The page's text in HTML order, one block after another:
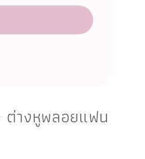
ต่างหูพลอยแฟน